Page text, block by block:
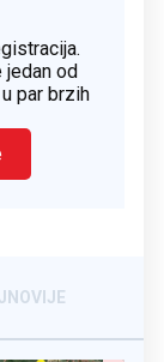
jedan od
par brzih